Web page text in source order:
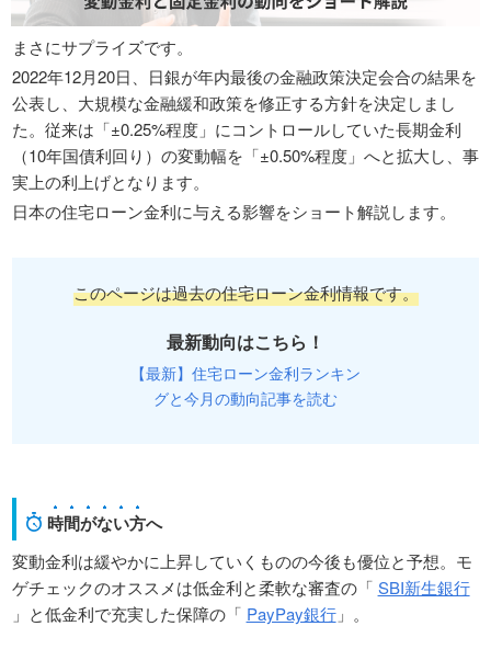
まさにサプライズです。
2022年12月20日、日銀が年内最後の金融政策決定会合の結果を
公表し、大規模な金融緩和政策を修正する方針を決定しまし
た。従来は「±0.25%程度」にコントロールしていた長期金利
（10年国債利回り）の変動幅を「±0.50%程度」へと拡大し、事
実上の利上げとなります。
日本の住宅ローン金利に与える影響をショート解説します。
このページは過去の住宅ローン金利情報です。
最新動向はこちら！
【最新】住宅ローン金利ランキン
グと今月の動向記事を読む
時間がない方へ
変動金利は緩やかに上昇していくものの今後も優位と予想。モ
ゲチェックのオススメは低金利と柔軟な審査の「 SBI新生銀行
」と低金利で充実した保障の「 PayPay銀行」。